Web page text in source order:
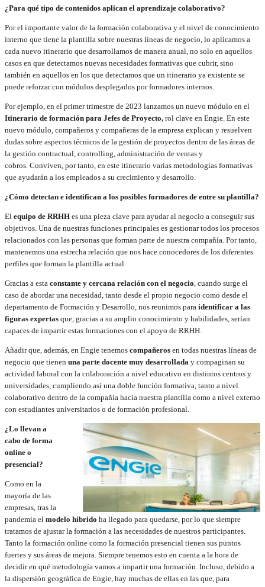
¿Para qué tipo de contenidos aplican el aprendizaje colaborativo?
Por el importante valor de la formación colaborativa y el nivel de conocimiento
interno que tiene la plantilla sobre nuestras líneas de negocio, lo aplicamos a
cada nuevo itinerario que desarrollamos de manera anual, no solo en aquellos
casos en que detectamos nuevas necesidades formativas que cubrir, sino
también en aquellos en los que detectamos que un itinerario ya existente se
puede reforzar con módulos desplegados por formadores internos.
Por ejemplo, en el primer trimestre de 2023 lanzamos un nuevo módulo en el
Itinerario de formación para Jefes de Proyecto, rol clave en Engie. En este
nuevo módulo, compañeros y compañeras de la empresa explican y resuelven
dudas sobre aspectos técnicos de la gestión de proyectos dentro de las áreas de
la gestión contractual, controlling, administración de ventas y
cobros. Conviven, por tanto, en este itinerario varias metodologías formativas
que ayudarán a los empleados a su crecimiento y desarrollo.
¿Cómo detectan e identifican a los posibles formadores de entre su plantilla?
El equipo de RRHH es una pieza clave para ayudar al negocio a conseguir sus
objetivos. Una de nuestras funciones principales es gestionar todos los procesos
relacionados con las personas que forman parte de nuestra compañía. Por tanto,
mantenemos una estrecha relación que nos hace conocedores de los diferentes
perfiles que forman la plantilla actual.
Gracias a esta constante y cercana relación con el negocio , cuando surge el
caso de abordar una necesidad, tanto desde el propio negocio como desde el
departamento de Formación y Desarrollo, nos reunimos para identificar a las
figuras expertas que, gracias a su amplio conocimiento y habilidades, serían
capaces de impartir estas formaciones con el apoyo de RRHH.
Añadir que, además, en Engie tenemos compañeros en todas nuestras líneas de
negocio que tienen una parte docente muy desarrollada y compaginan su
actividad laboral con la colaboración a nivel educativo en distintos centros y
universidades, cumpliendo así una doble función formativa, tanto a nivel
colaborativo dentro de la compañía hacia nuestra plantilla como a nivel externo
con estudiantes universitarios o de formación profesional.
¿Lo llevan a
cabo de forma
online o
presencial?
Como en la
mayoría de las
empresas, tras la
pandemia el modelo híbrido ha llegado para quedarse, por lo que siempre
tratamos de ajustar la formación a las necesidades de nuestros participantes.
Tanto la formación online como la formación presencial tienen sus puntos
fuertes y sus áreas de mejora. Siempre tenemos esto en cuenta a la hora de
decidir en qué metodología vamos a impartir una formación. Incluso, debido a
la dispersión geográfica de Engie, hay muchas de ellas en las que, para